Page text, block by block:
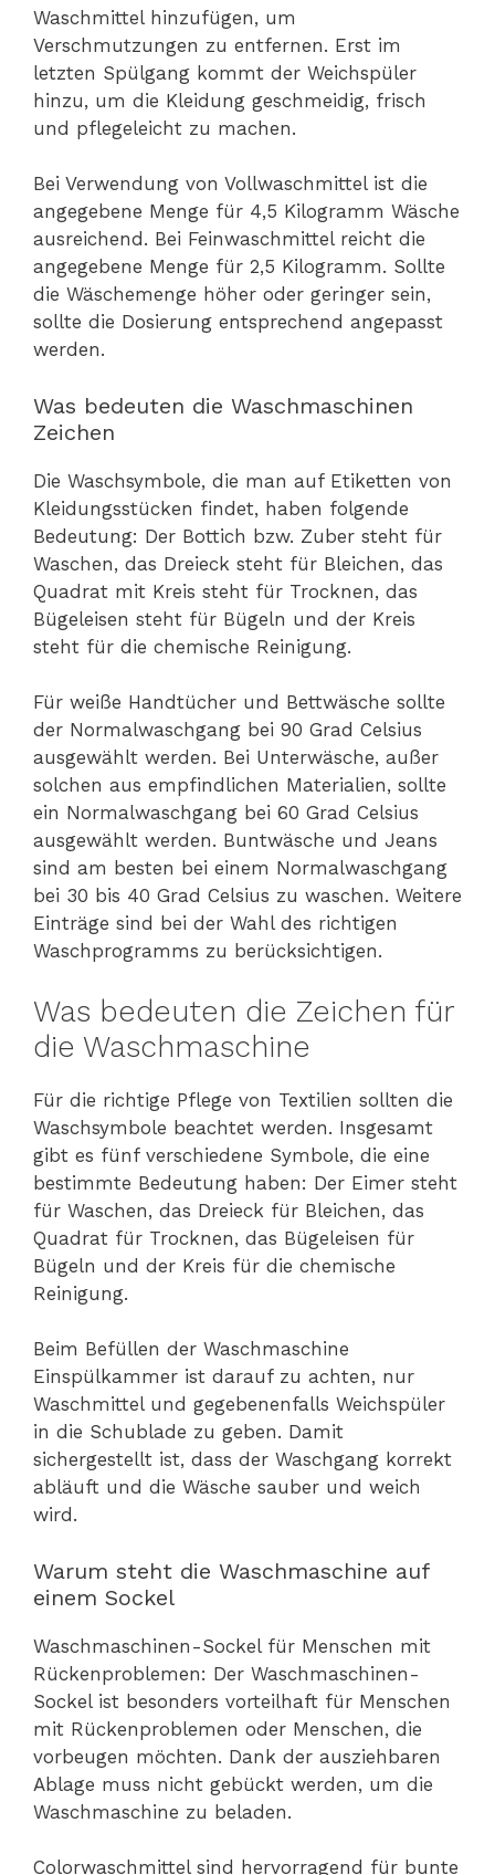
Waschmittel hinzufügen, um
Verschmutzungen zu entfernen. Erst im
letzten Spülgang kommt der Weichspüler
hinzu, um die Kleidung geschmeidig, frisch
und pflegeleicht zu machen.
Bei Verwendung von Vollwaschmittel ist die
angegebene Menge für 4,5 Kilogramm Wäsche
ausreichend. Bei Feinwaschmittel reicht die
angegebene Menge für 2,5 Kilogramm. Sollte
die Wäschemenge höher oder geringer sein,
sollte die Dosierung entsprechend angepasst
werden.
Was bedeuten die Waschmaschinen
Zeichen
Die Waschsymbole, die man auf Etiketten von
Kleidungsstücken findet, haben folgende
Bedeutung: Der Bottich bzw. Zuber steht für
Waschen, das Dreieck steht für Bleichen, das
Quadrat mit Kreis steht für Trocknen, das
Bügeleisen steht für Bügeln und der Kreis
steht für die chemische Reinigung.
Für weiße Handtücher und Bettwäsche sollte
der Normalwaschgang bei 90 Grad Celsius
ausgewählt werden. Bei Unterwäsche, außer
solchen aus empfindlichen Materialien, sollte
ein Normalwaschgang bei 60 Grad Celsius
ausgewählt werden. Buntwäsche und Jeans
sind am besten bei einem Normalwaschgang
bei 30 bis 40 Grad Celsius zu waschen. Weitere
Einträge sind bei der Wahl des richtigen
Waschprogramms zu berücksichtigen.
Was bedeuten die Zeichen für
die Waschmaschine
Für die richtige Pflege von Textilien sollten die
Waschsymbole beachtet werden. Insgesamt
gibt es fünf verschiedene Symbole, die eine
bestimmte Bedeutung haben: Der Eimer steht
für Waschen, das Dreieck für Bleichen, das
Quadrat für Trocknen, das Bügeleisen für
Bügeln und der Kreis für die chemische
Reinigung.
Beim Befüllen der Waschmaschine
Einspülkammer ist darauf zu achten, nur
Waschmittel und gegebenenfalls Weichspüler
in die Schublade zu geben. Damit
sichergestellt ist, dass der Waschgang korrekt
abläuft und die Wäsche sauber und weich
wird.
Warum steht die Waschmaschine auf
einem Sockel
Waschmaschinen-Sockel für Menschen mit
Rückenproblemen: Der Waschmaschinen-
Sockel ist besonders vorteilhaft für Menschen
mit Rückenproblemen oder Menschen, die
vorbeugen möchten. Dank der ausziehbaren
Ablage muss nicht gebückt werden, um die
Waschmaschine zu beladen.
Colorwaschmittel sind hervorragend für bunte